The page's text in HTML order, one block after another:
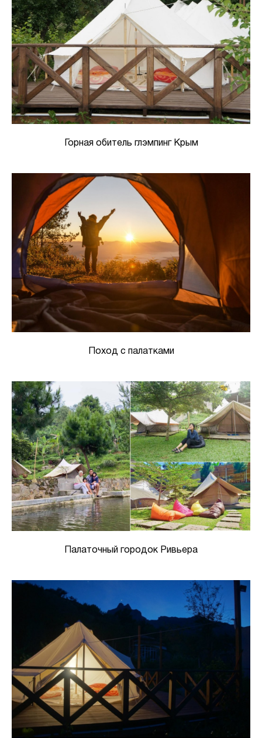
Горная обитель глэмпинг Крым
Поход с палатками
Палаточный городок Ривьера